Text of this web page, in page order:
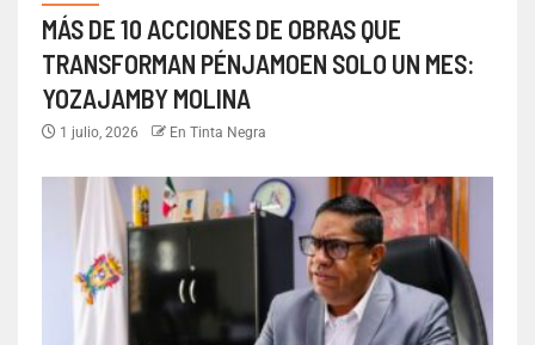
MÁS DE 10 ACCIONES DE OBRAS QUE
TRANSFORMAN PÉNJAMOEN SOLO UN MES:
YOZAJAMBY MOLINA
1 julio, 2026 En Tinta Negra